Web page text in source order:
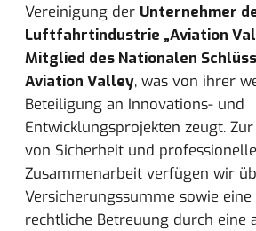
Vereinigung der Unternehmer
Luftfahrtindustrie „Aviation
Mitglied des Nationalen
Aviation Valley, was von ihrer
Beteiligung an Innovations- und
Entwicklungsprojekten zeugt.
von Sicherheit und
Zusammenarbeit verfügen wir
Versicherungssumme sowie eine
rechtliche Betreuung durch eine